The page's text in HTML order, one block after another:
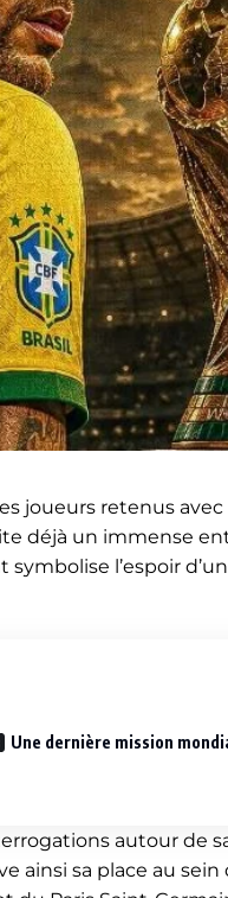
joueurs retenus
déjà un immense
l’espoir
Une dernière mission
autour de
ainsi sa place au sein